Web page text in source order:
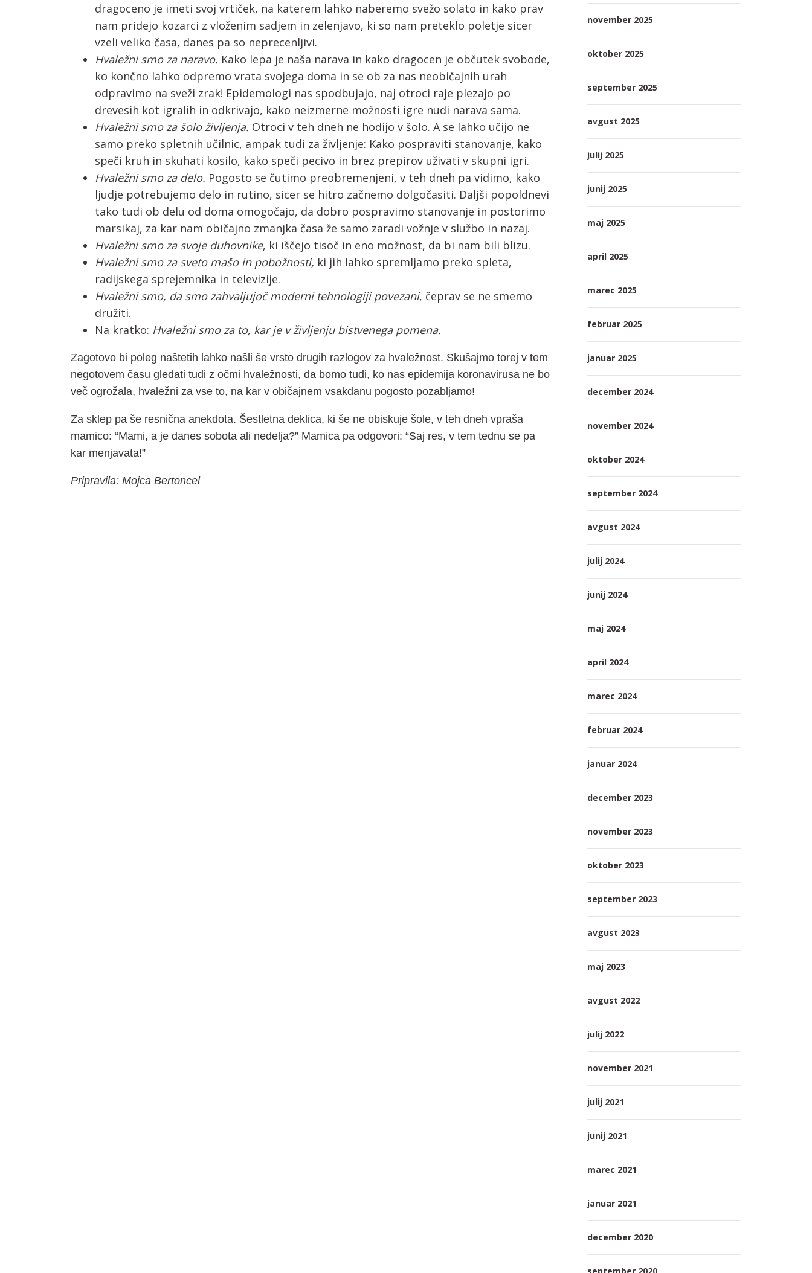
dragoceno je imeti svoj vrtiček, na katerem lahko naberemo svežo solato in kako prav
nam pridejo kozarci z vloženim sadjem in zelenjavo, ki so nam preteklo poletje sicer
vzeli veliko časa, danes pa so neprecenljivi.
Hvaležni smo za naravo. Kako lepa je naša narava in kako dragocen je občutek svobode,
ko končno lahko odpremo vrata svojega doma in se ob za nas neobičajnih urah
odpravimo na sveži zrak! Epidemologi nas spodbujajo, naj otroci raje plezajo po
drevesih kot igralih in odkrivajo, kako neizmerne možnosti igre nudi narava sama.
Hvaležni smo za šolo življenja. Otroci v teh dneh ne hodijo v šolo. A se lahko učijo ne
samo preko spletnih učilnic, ampak tudi za življenje: Kako pospraviti stanovanje, kako
speči kruh in skuhati kosilo, kako speči pecivo in brez prepirov uživati v skupni igri.
Hvaležni smo za delo. Pogosto se čutimo preobremenjeni, v teh dneh pa vidimo, kako
ljudje potrebujemo delo in rutino, sicer se hitro začnemo dolgočasiti. Daljši popoldnevi
tako tudi ob delu od doma omogočajo, da dobro pospravimo stanovanje in postorimo
marsikaj, za kar nam običajno zmanjka časa že samo zaradi vožnje v službo in nazaj.
Hvaležni smo za svoje duhovnike, ki iščejo tisoč in eno možnost, da bi nam bili blizu.
Hvaležni smo za sveto mašo in pobožnosti, ki jih lahko spremljamo preko spleta,
radijskega sprejemnika in televizije.
Hvaležni smo, da smo zahvaljujoč moderni tehnologiji povezani, čeprav se ne smemo
družiti.
Na kratko: Hvaležni smo za to, kar je v življenju bistvenega pomena.
Zagotovo bi poleg naštetih lahko našli še vrsto drugih razlogov za hvaležnost. Skušajmo torej v tem
negotovem času gledati tudi z očmi hvaležnosti, da bomo tudi, ko nas epidemija koronavirusa ne bo
več ogrožala, hvaležni za vse to, na kar v običajnem vsakdanu pogosto pozabljamo!
Za sklep pa še resnična anekdota. Šestletna deklica, ki še ne obiskuje šole, v teh dneh vpraša
mamico: “Mami, a je danes sobota ali nedelja?” Mamica pa odgovori: “Saj res, v tem tednu se pa
kar menjavata!”
Pripravila: Mojca Bertoncel
november 2025
oktober 2025
september 2025
avgust 2025
julij 2025
junij 2025
maj 2025
april 2025
marec 2025
februar 2025
januar 2025
december 2024
november 2024
oktober 2024
september 2024
avgust 2024
julij 2024
junij 2024
maj 2024
april 2024
marec 2024
februar 2024
januar 2024
december 2023
november 2023
oktober 2023
september 2023
avgust 2023
maj 2023
avgust 2022
julij 2022
november 2021
julij 2021
junij 2021
marec 2021
januar 2021
december 2020
september 2020